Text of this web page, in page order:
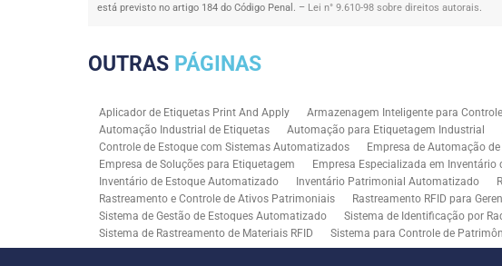
está previsto no artigo 184 do Código Penal. – Lei n° 9.610-98 sobre direitos autorais.
OUTRAS PÁGINAS
Aplicador de Etiquetas Print And Apply Armazenagem Inteligente para
Automação Industrial de Etiquetas
Automação para Etiquetagem Industrial
Controle de Estoque com Sistemas Automatizados
Empresa de Automação
Empresa de Soluções para Etiquetagem
Empresa Especializada em Inventário
Inventário de Estoque Automatizado
Inventário Patrimonial Automatizado
Rastreamento e Controle de Ativos Patrimoniais
Rastreamento RFID para
Sistema de Gestão de Estoques Automatizado
Sistema de Identificação por
Sistema de Rastreamento de Materiais RFID
Sistema para Controle de
Solução RFID para Controle Patrimonial Industrial
Solução RFID para Indústria